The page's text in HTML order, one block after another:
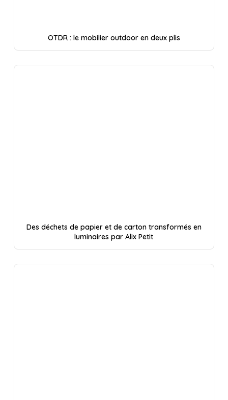
OTDR : le mobilier outdoor en deux plis
Des déchets de papier et de carton transformés en
luminaires par Alix Petit